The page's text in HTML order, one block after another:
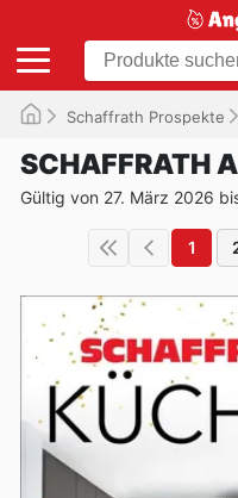
Schaffrath Prospekte
SCHAFFRATH
Gültig von 27. März 2026
1